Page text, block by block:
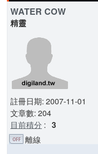
WATER COW
精靈
註冊日期: 2007-11-01
文章數: 204
目前積分 : 3
離線